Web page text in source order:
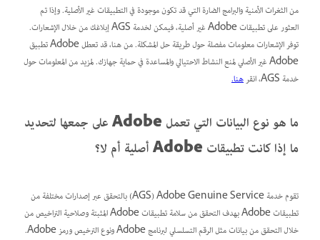
من الثغرات الأمنية والبرامج الضارة التي قد تكون موجودة في التطبيقات غير الأصلية. وإذا تم
العثور على تطبيقات Adobe غير أصلية، فيمكن لخدمة AGS إبلاغك من خلال الإشعارات.
توفر الإشعارات معلومات مفصلة حول طريقة حل المشكلة. من هنا، قد تعطل Adobe تطبيق
Adobe غير الأصلي لمنع النشاط الاحتيالي والمساعدة في حماية جهازك. لمزيد من المعلومات حول
خدمة AGS، انقر
هنا.
ما هو نوع البيانات التي تعمل Adobe على جمعها لتحديد
ما إذا كانت تطبيقات Adobe أصلية أم لا؟
تقوم خدمة Adobe Genuine Service ‏(AGS) بالتحقق عبر إصدارات مختلفة من
تطبيقات Adobe بهدف التحقق من سلامة تطبيقات Adobe المثبتة وصلاحية التراخيص من
خلال التحقق من بيانات مثل الرقم التسلسلي لبرنامج Adobe ونوع الترخيص ورمز Adobe.